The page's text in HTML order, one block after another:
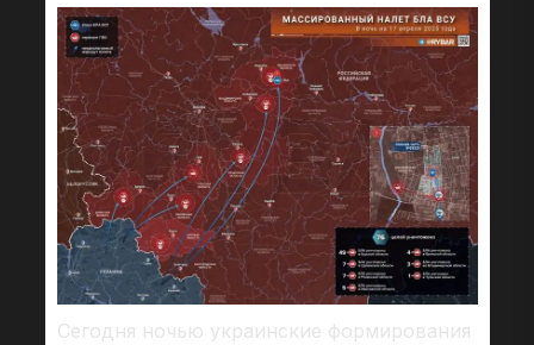
Сегодня ночью украинские формирования